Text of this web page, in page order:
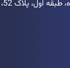
پلاک 52، نیازپوش